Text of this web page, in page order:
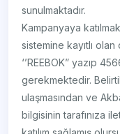
sunulmaktadır.
Kampanyaya
sistemine kayıtlı
‘’REEBOK” yazıp
gerekmektedir.
ulaşmasından ve
bilgisinin tarafınıza